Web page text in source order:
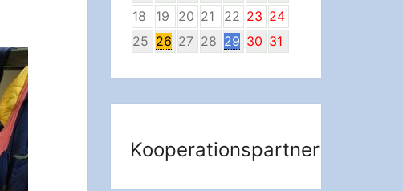
18
19 20 21 22 23 24
25 26 27 28 29 30 31
Kooperationspartner